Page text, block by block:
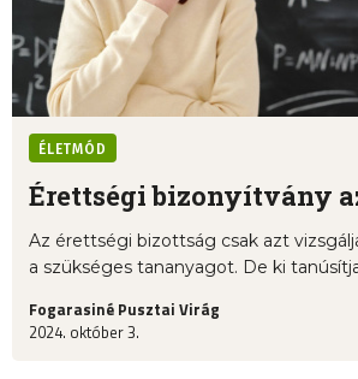
ÉLETMÓD
Érettségi bizonyítvány
Az érettségi bizottság csak azt
a szükséges tananyagot. De ki
Fogarasiné Pusztai Virág
2024. október 3.